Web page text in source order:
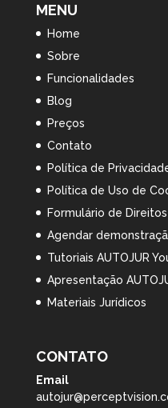
MENU
Home
Sobre
Funcionalidades
Blog
Preços
Contato
Política de
Política de Uso de
Formulário de
Agendar
Tutoriais AUTOJUR
Apresentação
Materiais Jurídicos
CONTATO
Email